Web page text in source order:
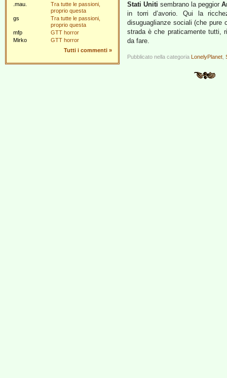
.mau.
Tra tutte le passioni,
proprio questa
gs
Tra tutte le passioni,
proprio questa
mfp
GTT horror
Mirko
GTT horror
Tutti i commenti »
Stati Uniti sembrano la peggior
in torri d’avorio. Qui la
disuguaglianze sociali (che
strada è che praticamente tutti,
da fare.
Pubblicato nella categoria LonelyPlanet